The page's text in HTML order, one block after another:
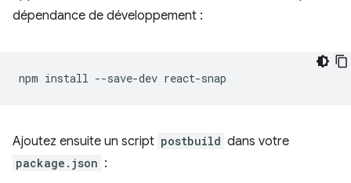
dépendance de développement :
npm install --save-dev
Ajoutez ensuite un script postbuild dans votre
package.json :